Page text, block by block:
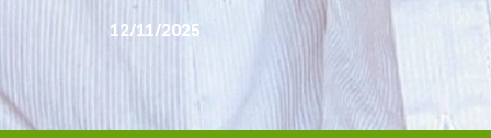
12/11/2025